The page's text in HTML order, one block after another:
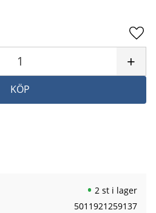
+
KÖP
2 st i lager
5011921259137